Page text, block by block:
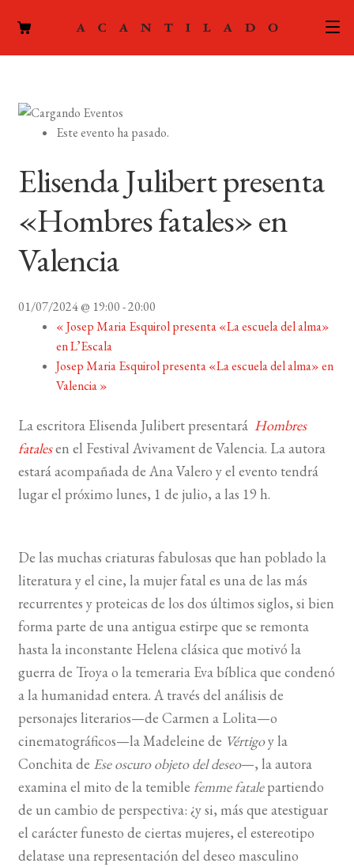
hijo
el
PODCAST
LA EDITORIAL
CONTACTO
LISTA DE LIBROS
Este evento ha pasado.
Elisenda Julibert presenta
«Hombres fatales» en
Valencia
01/07/2024 @ 19:00-20:00
«Josep Maria Esquirol presenta «La escuela del alma»
en L’Escala
Josep Maria Esquirol presenta «La escuela del alma» en
Valencia»
La escritora Elisenda Julibert presentará Hombres
fatalesen el Festival Avivament de Valencia. La autora
estará acompañada de Ana Valero y el evento tendrá
lugar el próximo lunes, 1 de julio, a las 19 h.
De las muchas criaturas fabulosas que han poblado la
literatura y el cine, la mujer fatal es una de las más
recurrentes y proteicas de los dos últimos siglos, si bien
forma parte de una antigua estirpe que se remonta
hasta la inconstante Helena clásica que motivó la
guerra de Troya o la temeraria Eva bíblica que condenó
a la humanidad entera. A través del análisis de
personajes literarios—de Carmen a Lolita—o
cinematográficos—la Madeleine de Vértigoy la
Conchita de Ese oscuro objeto del deseo—, la autora
examina el mito de la temible femme fatalepartiendo
de un cambio de perspectiva: ¿y si, más que atestiguar
el carácter funesto de ciertas mujeres, el estereotipo
delatase una representación del deseo masculino